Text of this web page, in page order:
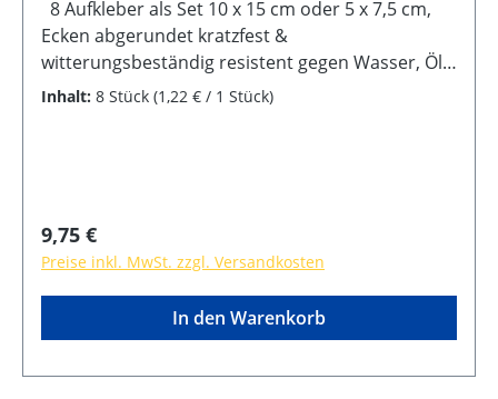
Ecken abgerundet kratzfest &
witterungsbeständig resistent gegen Wasser, Öl,
Reinigungsmittel selbstklebende Rückseite
Inhalt: 8 Stück (1,22 € / 1 Stück)
Regulärer Preis:
9,75 €
Preise inkl. MwSt. zzgl. Versandkosten
In den Warenkorb